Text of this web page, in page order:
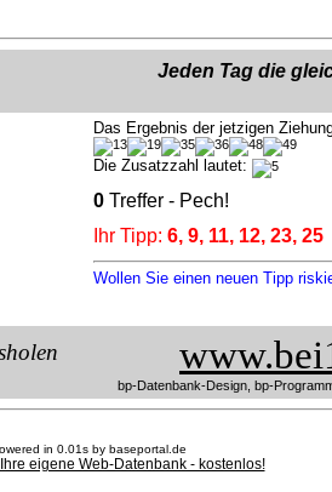
Jeden Tag die
Das Ergebnis der jetzigen
Die Zusatzzahl lautet:
0 Treffer - Pech!
Ihr Tipp: 6, 9, 11, 12, 23, 25
Wollen Sie einen neuen Tipp
bp-Datenbank-Design, bp-
in 0.01s by baseportal.de
eigene Web-Datenbank - kostenlos!